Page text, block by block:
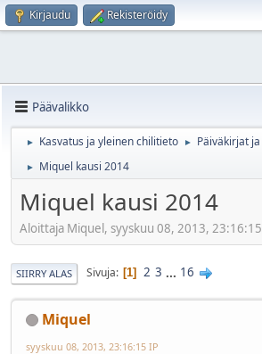
Kirjaudu Rekisteröidy
Päävalikko
► Kasvatus ja yleinen chilitieto ► Päiväkirjat
► Miquel kausi 2014
Miquel kausi 2014
Aloittaja Miquel, syyskuu 08, 2013,
SIIRRY ALAS Sivuja 1 2 3 ... 16
Miquel
syyskuu 08, 2013, 23:16:15 IP